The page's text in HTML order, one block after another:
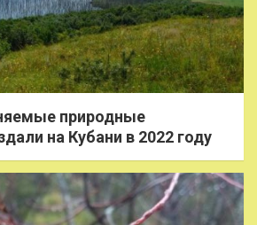
природные
на Кубани в 2022 году